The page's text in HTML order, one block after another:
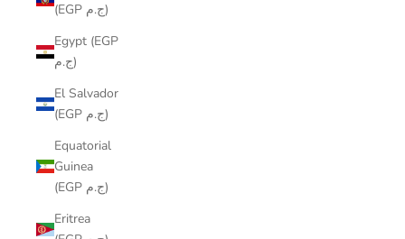
(EGP ج.م)
Egypt (EGP
ج.م)
El Salvador
(EGP ج.م)
Equatorial
Guinea
(EGP ج.م)
Eritrea